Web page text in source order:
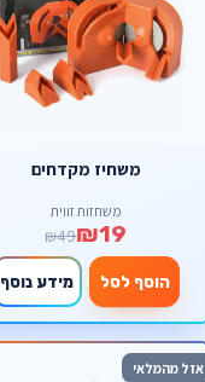
משחיז מקדחים
משחזות זווית
₪19
₪49
הוסף לסל מידע נוסף
אזל מהמלאי